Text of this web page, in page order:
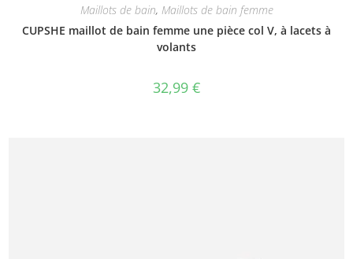
Maillots de bain, Maillots de bain femme
CUPSHE maillot de bain femme une pièce col V, à lacets à
volants
32,99 €